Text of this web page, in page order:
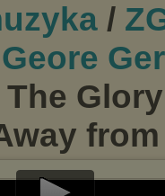
/
Geore
The